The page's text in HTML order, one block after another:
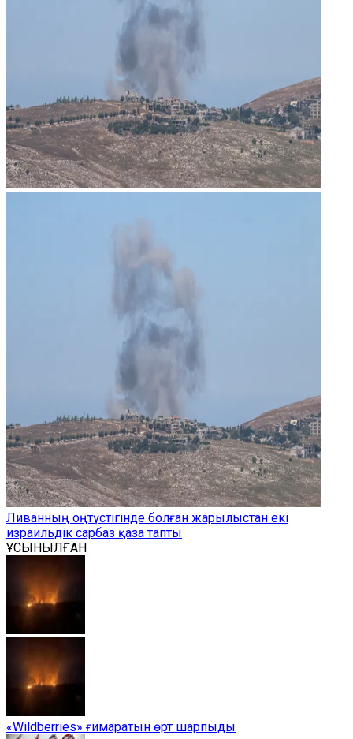
Ливанның оңтүстігінде болған жарылыстан екі
израильдік сарбаз қаза тапты
ҰСЫНЫЛҒАН
«Wildberries» ғимаратын өрт шарпыды